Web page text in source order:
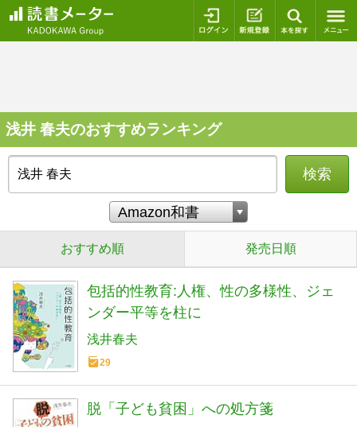
ログイン 新規登録
浅井 春夫のおすすめランキング
検索
おすすめ順 発売日順
包括的性教育:人権、性の多様性、ジェ
ンダー平等を柱に
浅井春夫
29
脱「子ども貧困」への処方箋